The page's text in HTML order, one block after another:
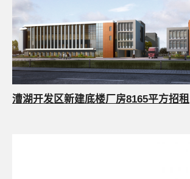
漕湖开发区新建底楼厂房8165平方招租